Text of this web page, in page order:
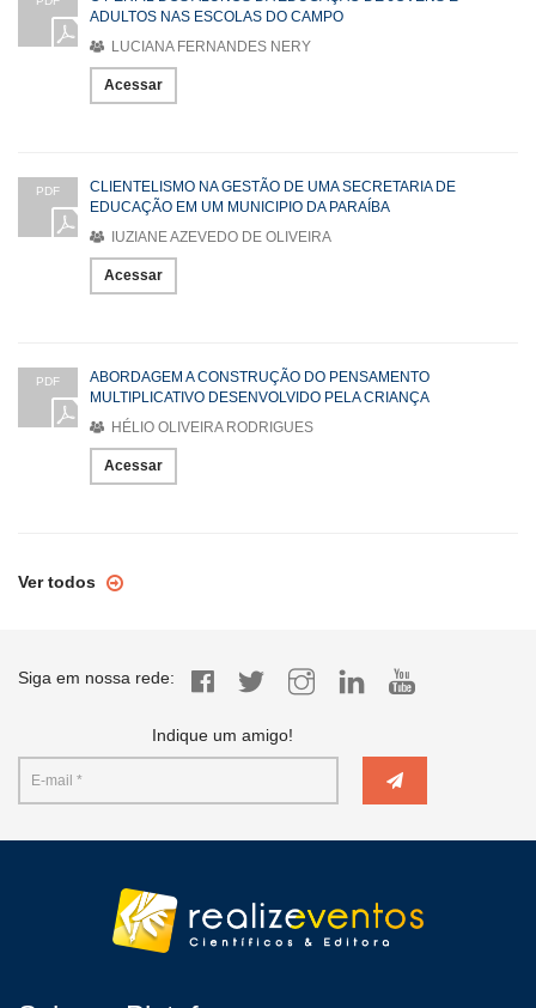
ADULTOS NAS ESCOLAS DO CAMPO
LUCIANA FERNANDES NERY
Acessar
PDF
CLIENTELISMO NA GESTÃO DE UMA SECRETARIA DE
EDUCAÇÃO EM UM MUNICIPIO DA PARAÍBA
IUZIANE AZEVEDO DE OLIVEIRA
Acessar
PDF
ABORDAGEM A CONSTRUÇÃO DO PENSAMENTO
MULTIPLICATIVO DESENVOLVIDO PELA CRIANÇA
HÉLIO OLIVEIRA RODRIGUES
Acessar
Ver todos
Siga em nossa rede:
Indique um amigo!